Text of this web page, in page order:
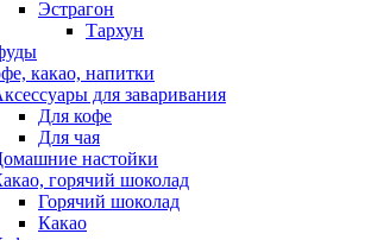
Эстрагон
Тархун
какао, напитки
для заваривания
Для кофе
Для чая
настойки
горячий шоколад
Горячий шоколад
Какао